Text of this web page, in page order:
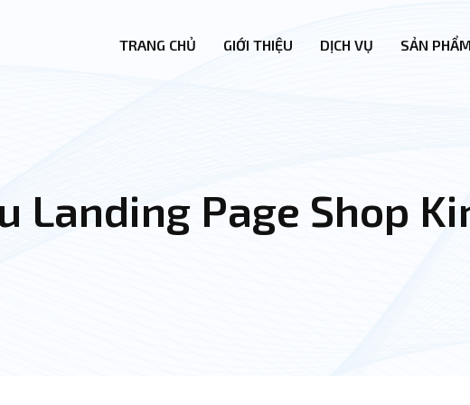
TRANG CHỦ
GIỚI THIỆU DỊCH VỤ SẢN PHẨM
Landing Page Shop